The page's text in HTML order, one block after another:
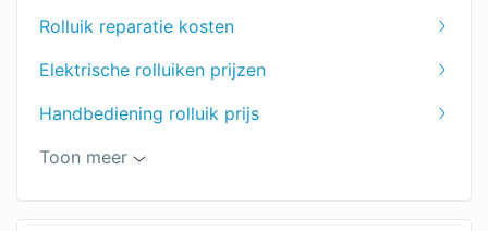
Rolluik reparatie kosten
Elektrische rolluiken prijzen
Handbediening rolluik prijs
Kunststof rolluiken prijzen
Aluminium rolluiken prijzen
Toon meer